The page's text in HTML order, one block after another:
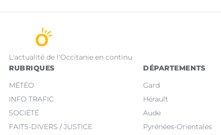
L'actualité de l'Occitanie en continu
RUBRIQUES
MÉTÉO
INFO TRAFIC
SOCIÉTÉ
FAITS-DIVERS / JUSTICE
DÉPARTEMENTS
Gard
Hérault
Aude
Pyrénées-Orientales